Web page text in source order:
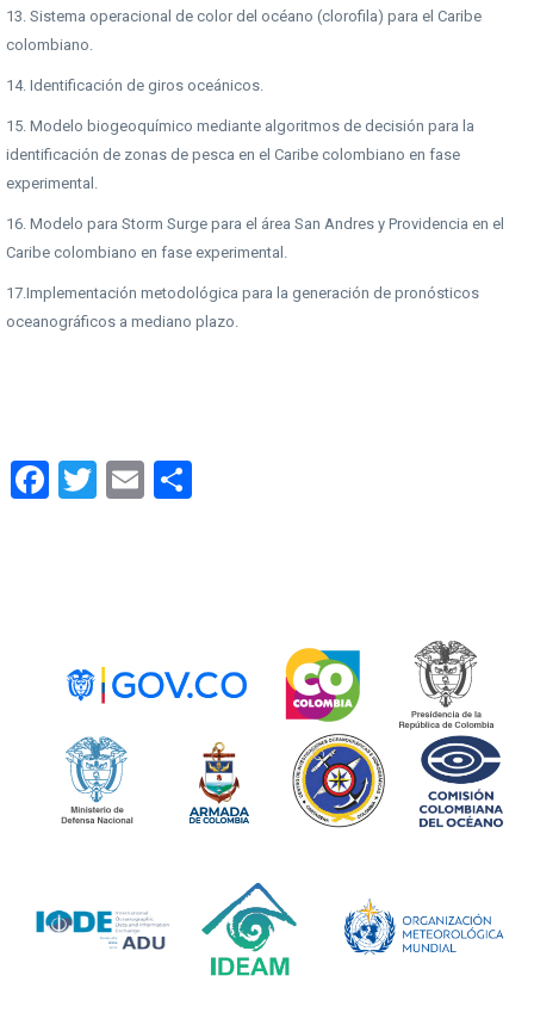
13. Sistema operacional de color del océano (clorofila) para el Caribe
colombiano.
14. Identificación de giros oceánicos.
15. Modelo biogeoquímico mediante algoritmos de decisión para la
identificación de zonas de pesca en el Caribe colombiano en fase
experimental.
16. Modelo para Storm Surge para el área San Andres y Providencia en el
Caribe colombiano en fase experimental.
17.Implementación metodológica para la generación de pronósticos
oceanográficos a mediano plazo.
Facebook
Twitter
Email